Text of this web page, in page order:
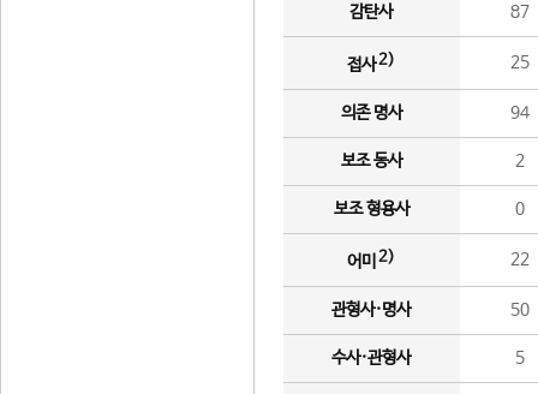
감탄사 87
접사2) 25
의존 명사 94
보조 동사 2
보조 형용사 0
어미 2) 22
관형사·명사 50
수사·관형사 5